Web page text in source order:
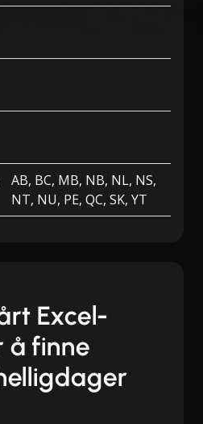
AB, BC, MB, NB, NL, NS,
NT, NU, PE, QC, SK, YT
Excel-
å finne